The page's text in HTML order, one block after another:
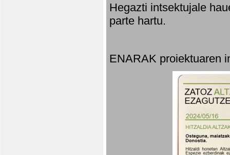
Hegazti intsektujale
parte hartu.
ENARAK proiektuaren